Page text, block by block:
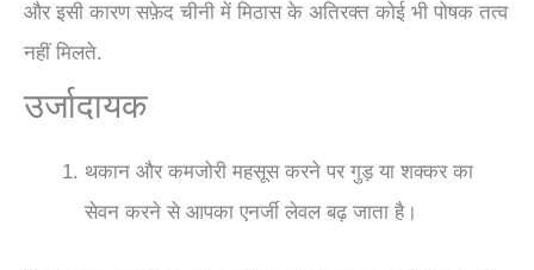
और इसी कारण सफ़ेद चीनी में मिठास के अतिरक्त कोई भी पोषक तत्व
नहीं मिलते.
उर्जादायक
थकान और कमजोरी महसूस करने पर गुड़ या शक्कर का
सेवन करने से आपका एनर्जी लेवल बढ़ जाता है।